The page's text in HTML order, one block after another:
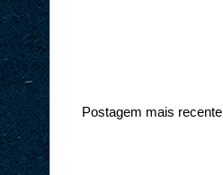
Postagem mais recente